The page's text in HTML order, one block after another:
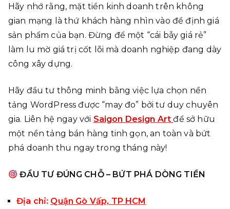
Hãy nhớ rằng, mặt tiền kinh doanh trên không
gian mạng là thứ khách hàng nhìn vào để định giá
sản phẩm của bạn. Đừng để một “cái bẫy giá rẻ”
làm lu mờ giá trị cốt lõi mà doanh nghiệp đang dày
công xây dựng.
Hãy đầu tư thông minh bằng việc lựa chọn nền
tảng WordPress được “may đo” bởi tư duy chuyên
gia. Liên hệ ngay với Saigon Design Art để sở hữu
một nền tảng bán hàng tinh gọn, an toàn và bứt
phá doanh thu ngay trong tháng này!
ĐẦU TƯ ĐÚNG CHỖ – BỨT PHÁ DÒNG TIỀN
Địa chỉ: Quận Gò Vấp, TP HCM